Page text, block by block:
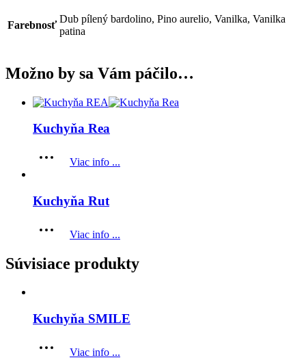
Farebnosť
Dub pílený bardolino, Pino aurelio, Vanilka, Vanilka
patina
Možno by sa Vám páčilo…
Kuchyňa Rea
Viac info ...
Kuchyňa Rut
Viac info ...
Súvisiace produkty
Kuchyňa SMILE
Viac info ...